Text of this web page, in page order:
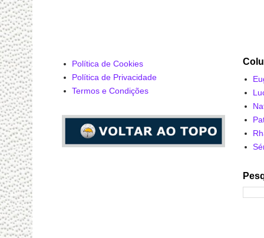
Política de Cookies
Política de Privacidade
Termos e Condições